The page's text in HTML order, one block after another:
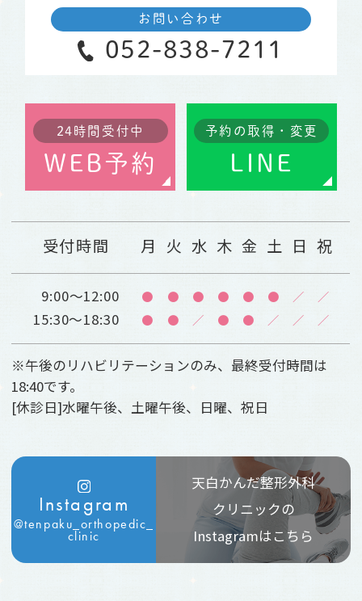
お問い合わせ
052-838-7211
24時間受付中
WEB予約
予約の取得・変更
LINE
受付時間 月 火 水 木 金 土 日 祝
9:00～12:00 ● ● ● ● ● ● ／ ／
15:30～18:30 ● ● ／ ● ● ／ ／ ／
※午後のリハビリテーションのみ、最終受付時間は
18:40です。
[休診日]水曜午後、土曜午後、日曜、祝日
Instagram
@tenpaku_orthopedic_
clinic
天白かんだ整形外科
クリニックの
Instagramはこちら